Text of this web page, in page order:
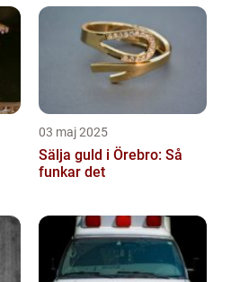
03 maj 2025
Sälja guld i Örebro: Så
funkar det